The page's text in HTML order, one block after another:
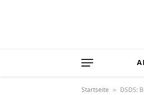
Startseite » DSDS: